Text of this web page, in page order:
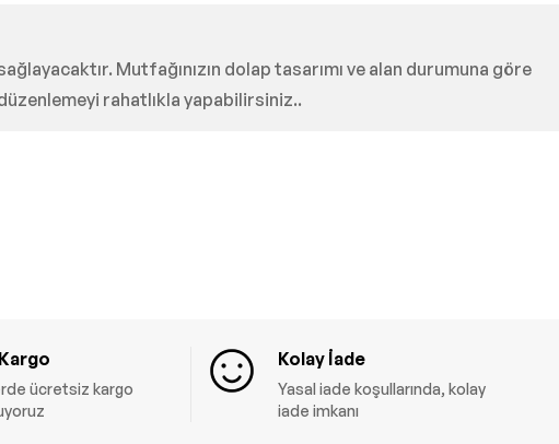
Mutfağınızın dolap tasarımı ve alan durumuna göre
rahatlıkla yapabilirsiniz..
ücretsiz kargo
Kolay İade
Yasal iade koşullarında, kolay
iade imkanı